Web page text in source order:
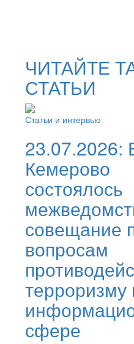
ЧИТАЙТЕ
СТАТЬИ
Статьи и интервью
23.07.2026:
Кемерово
состоялось
совещание
вопросам
терроризму
сфере